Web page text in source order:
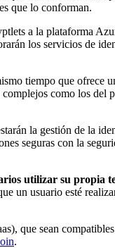
que lo conforman.
a la plataforma
los servicios de
tiempo que ofrece
como los
la gestión de la
seguras con la
utilizar su propia
un usuario esté
que sean
.